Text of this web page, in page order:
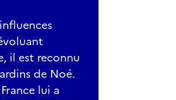
il est reconnu
de Noé.
lui a